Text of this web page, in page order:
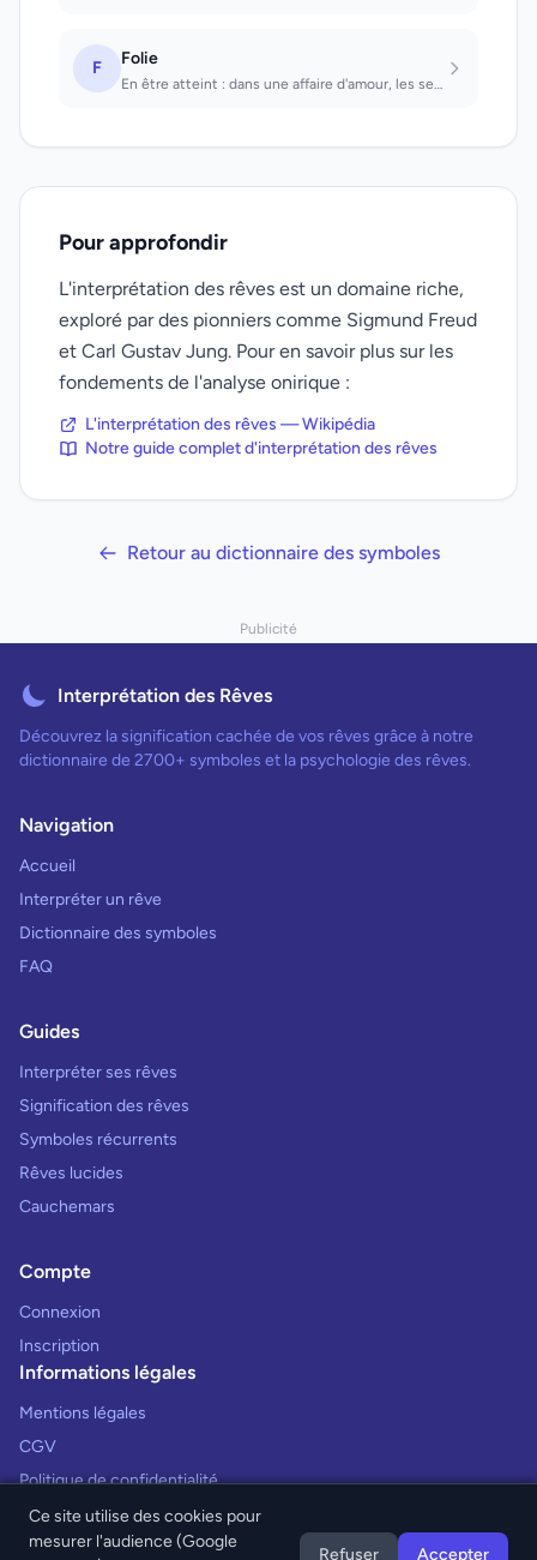
F Folie
En être atteint : dans une affaire d'amour, les sentiments l'emporteront sur le...
Pour approfondir
L'interprétation des rêves est un domaine riche,
exploré par des pionniers comme Sigmund Freud
et Carl Gustav Jung. Pour en savoir plus sur les
fondements de l'analyse onirique :
L'interprétation des rêves — Wikipédia
Notre guide complet d'interprétation des rêves
Retour au dictionnaire des symboles
Publicité
Interprétation des Rêves
Découvrez la signification cachée de vos rêves grâce à notre
dictionnaire de 2700+ symboles et la psychologie des rêves.
Navigation
Accueil
Interpréter un rêve
Dictionnaire des symboles
FAQ
Guides
Interpréter ses rêves
Signification des rêves
Symboles récurrents
Rêves lucides
Cauchemars
Compte
Connexion
Inscription
Informations légales
Mentions légales
CGV
Politique de confidentialité
Ce site utilise des cookies pour
mesurer l'audience (Google
Refuser Accepter